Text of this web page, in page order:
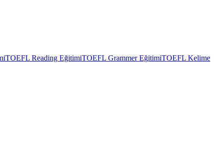
TOEFL Reading EğitimiTOEFL Grammer EğitimiTOEFL Kelime